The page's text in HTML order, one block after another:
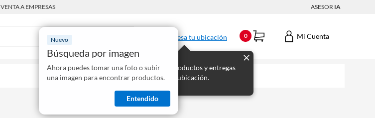
VENTA A EMPRESAS ASESOR IA
Nuevo
Búsqueda por imagen
Ahora puedes tomar una foto o subir
una imagen para encontrar productos.
Entendido
Ingresa tu ubicación
Mostraremos los productos y entregas
disponibles para tu ubicación.
0 Mi Cuenta